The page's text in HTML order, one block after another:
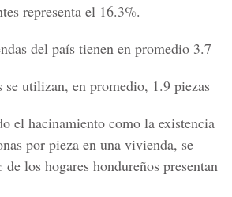
representa el 16.3%.
del país tienen en promedio 3.7
se utilizan, en promedio, 1.9 piezas
el hacinamiento como la existencia
por pieza en una vivienda, se
los hogares hondureños presentan